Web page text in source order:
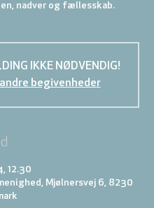
nadver og fællesskab.
IKKE NØDVENDIG!
begivenheder
12.30
Mjølnersvej 6, 8230